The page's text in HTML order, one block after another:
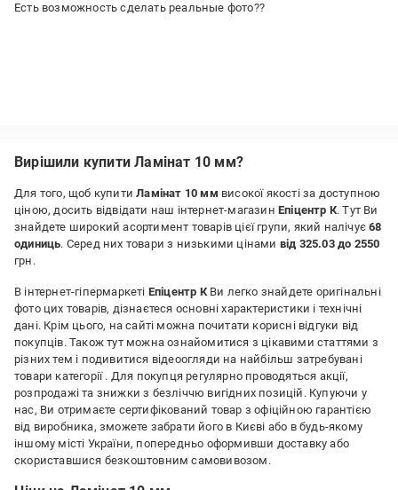
Есть возможность сделать реальные фото??
Вирішили купити Ламінат 10 мм?
Для того, щоб купитиЛамінат 10 мм високої якості за доступною
ціною, досить відвідати наш інтернет-магазин Епіцентр К. Тут Ви
знайдете широкий асортимент товарів цієї групи, який налічує68
одиниць. Серед них товари з низькими цінами від 325.03 до 2550
грн.
В інтернет-гіпермаркеті Епіцентр КВи легко знайдете оригінальні
фото цих товарів, дізнаєтеся основні характеристики і технічні
дані. Крім цього, на сайті можна почитати корисні відгуки від
покупців. Також тут можна ознайомитися з цікавими статтями з
різних тем і подивитися відеоогляди на найбільш затребувані
товари категорії . Для покупця регулярно проводяться акції,
розпродажі та знижки з безліччю вигідних позицій. Купуючи у
нас, Ви отримаєте сертифікований товар з офіційною гарантією
від виробника, зможете забрати його в Києві або в будь-якому
іншому місті України, попередньо оформивши доставку або
скориставшися безкоштовним самовивозом.